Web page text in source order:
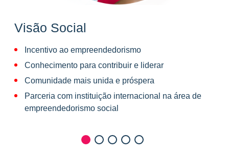
Visão Social
Incentivo ao empreendedorismo
Conhecimento para contribuir e liderar
Comunidade mais unida e próspera
Parceria com instituição internacional na área de
empreendedorismo social